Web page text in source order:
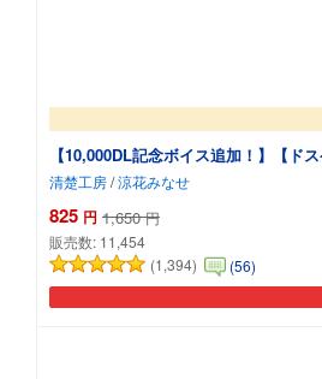
【10,000DL記念ボイス追加！】【ド
清楚工房/涼花みなせ
825 円 1,650 円
販売数: 11,454
(1,394)
(56)